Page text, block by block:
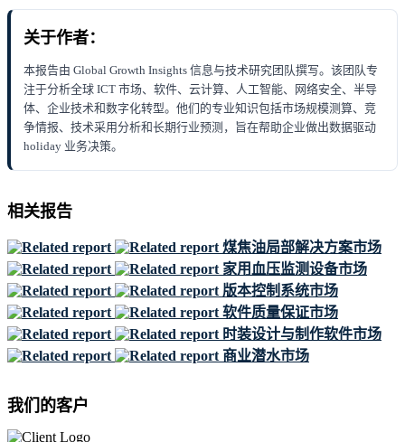
关于作者：
本报告由 Global Growth Insights 信息与技术研究团队撰写。该团队专
注于分析全球 ICT 市场、软件、云计算、人工智能、网络安全、半导
体、企业技术和数字化转型。他们的专业知识包括市场规模测算、竞
争情报、技术采用分析和长期行业预测，旨在帮助企业做出数据驱动
holiday 业务决策。
相关报告
煤焦油局部解决方案市场
家用血压监测设备市场
版本控制系统市场
软件质量保证市场
时装设计与制作软件市场
商业潜水市场
我们的客户